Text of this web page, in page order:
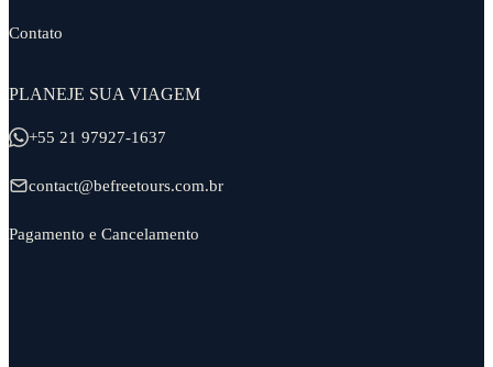
Contato
PLANEJE SUA VIAGEM
+55 21 97927-1637
contact@befreetours.com.br
Pagamento e Cancelamento